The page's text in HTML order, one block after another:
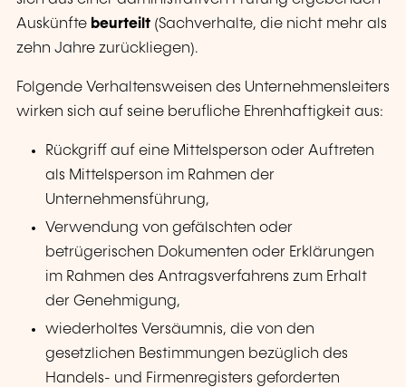
Auskünfte beurteilt (Sachverhalte, die nicht mehr als
zehn Jahre zurückliegen).
Folgende Verhaltensweisen des Unternehmensleiters
wirken sich auf seine berufliche Ehrenhaftigkeit aus:
Rückgriff auf eine Mittelsperson oder Auftreten
als Mittelsperson im Rahmen der
Unternehmensführung,
Verwendung von gefälschten oder
betrügerischen Dokumenten oder Erklärungen
im Rahmen des Antragsverfahrens zum Erhalt
der Genehmigung,
wiederholtes Versäumnis, die von den
gesetzlichen Bestimmungen bezüglich des
Handels- und Firmenregisters geforderten